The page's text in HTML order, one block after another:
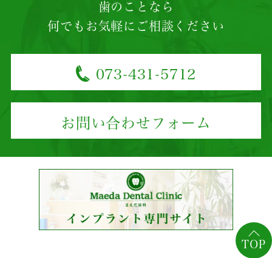
TOP
歯のことなら
何でもお気軽にご相談ください
073-431-5712
お問い合わせフォーム